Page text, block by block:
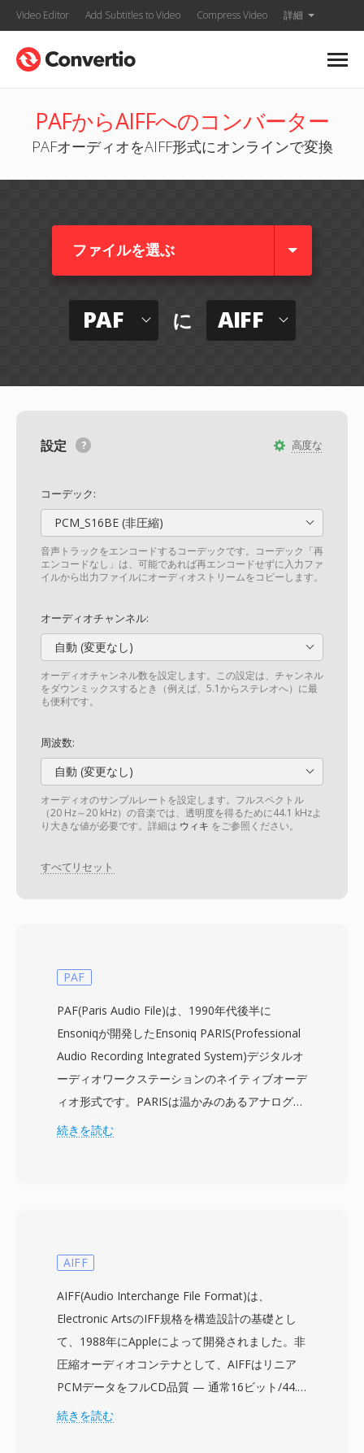
Video Editor Add Subtitles to Video Compress Video 詳細
PAFからAIFFへのコンバーター
PAFオーディオをAIFF形式にオンラインで変換
ファイルを選ぶ
PAF に AIFF
高度な
設定
コーデック:
PCM_S16BE (非圧縮)
音声トラックをエンコードするコーデックです。コーデック「再
エンコードなし」は、可能であれば再エンコードせずに入力ファ
イルから出力ファイルにオーディオストリームをコピーします。
オーディオチャンネル:
自動 (変更なし)
オーディオチャンネル数を設定します。この設定は、チャンネル
をダウンミックスするとき（例えば、5.1からステレオへ）に最
も便利です。
周波数:
自動 (変更なし)
オーディオのサンプルレートを設定します。フルスペクトル
（20 Hz～20 kHz）の音楽では、透明度を得るために44.1 kHzよ
り大きな値が必要です。詳細は ウィキ をご参照ください。
すべてリセット
PAF
PAF(Paris Audio File)は、1990年代後半に
Ensoniqが開発したEnsoniq PARIS(Professional
Audio Recording Integrated System)デジタルオ
ーディオワークステーションのネイティブオーデ
ィオ形式です。PARISは温かみのあるアナログラ
イクなサウンドと安定した動作でレコーディング
(44.1、48、96 kHz)で非圧縮PCMオーディオを
ます。PAFはコンパクトなヘッダーに続くインタ
ーリーブされたサンプルデータというシンプルな
バイナリレイアウトを使用し、録音セッション中
の効率的なリアルタイム読み書きを可能にしま
す。注目すべき利点の一つは、PARISシステムの
MacとPC両方のクロスプラットフォームルーツ
続きを読む
AIFF
AIFF(Audio Interchange File Format)は、
Electronic ArtsのIFF規格を構造設計の基礎とし
て、1988年にAppleによって開発されました。非
圧縮オーディオコンテナとして、AIFFはリニア
PCMデータをフルCD品質 — 通常16ビット/44.1
kHz — で保存し、非可逆エンコードなしで元の
続きを読む